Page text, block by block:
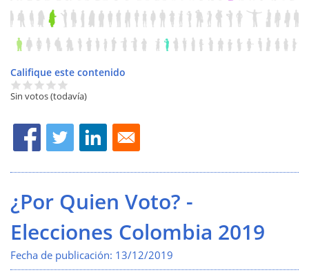
Califique este contenido
Sin votos (todavía)
¿Por Quien Voto? -
Elecciones Colombia 2019
Fecha de publicación: 13/12/2019